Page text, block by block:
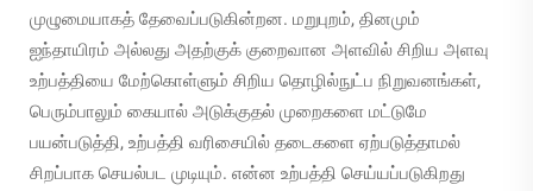
முழுமையாகத் தேவைப்படுகின்றன. மறுபுறம், தினமும்
ஐந்தாயிரம் அல்லது அதற்குக் குறைவான அளவில் சிறிய அளவு
உற்பத்தியை மேற்கொள்ளும் சிறிய தொழில்நுட்ப நிறுவனங்கள்,
பெரும்பாலும் கையால் அடுக்குதல் முறைகளை மட்டுமே
பயன்படுத்தி, உற்பத்தி வரிசையில் தடைகளை ஏற்படுத்தாமல்
சிறப்பாக செயல்பட முடியும். என்ன உற்பத்தி செய்யப்படுகிறது